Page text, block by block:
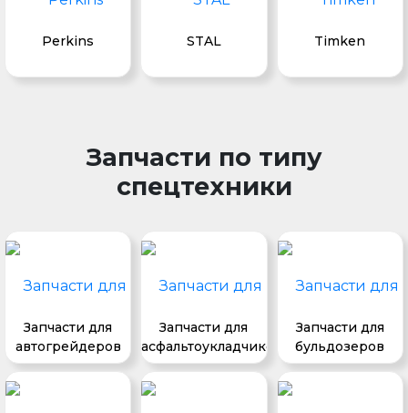
Perkins STAL Timken
Запчасти по типу
спецтехники
Запчасти для
автогрейдеров
Запчасти для
асфальтоукладчиков
Запчасти для
бульдозеров